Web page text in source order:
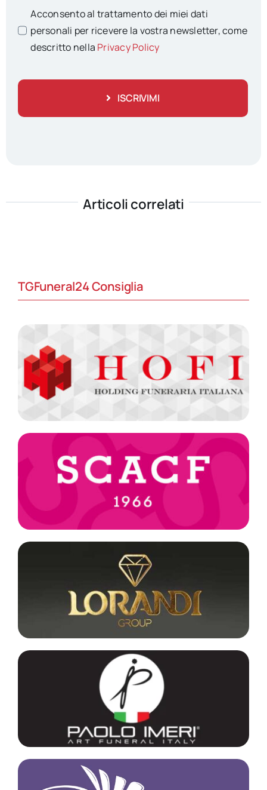
Acconsento al trattamento dei miei dati
personali per ricevere la vostra newsletter, come
descritto nella Privacy Policy
ISCRIVIMI
Articoli correlati
TGFuneral24 Consiglia